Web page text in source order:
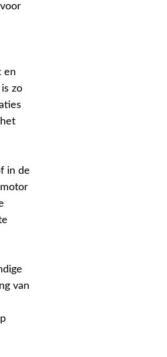
en
zo
in de
van